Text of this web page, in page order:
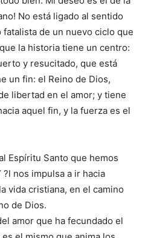
No está ligado al sentido
de un nuevo ciclo que
la historia tiene un centro:
y resucitado, que está
un fin: el Reino de Dios,
libertad en el amor; y tiene
aquel fin, y la fuerza es el
Espíritu Santo que hemos
nos impulsa a ir hacia
vida cristiana, en el camino
de Dios.
amor que ha fecundado el